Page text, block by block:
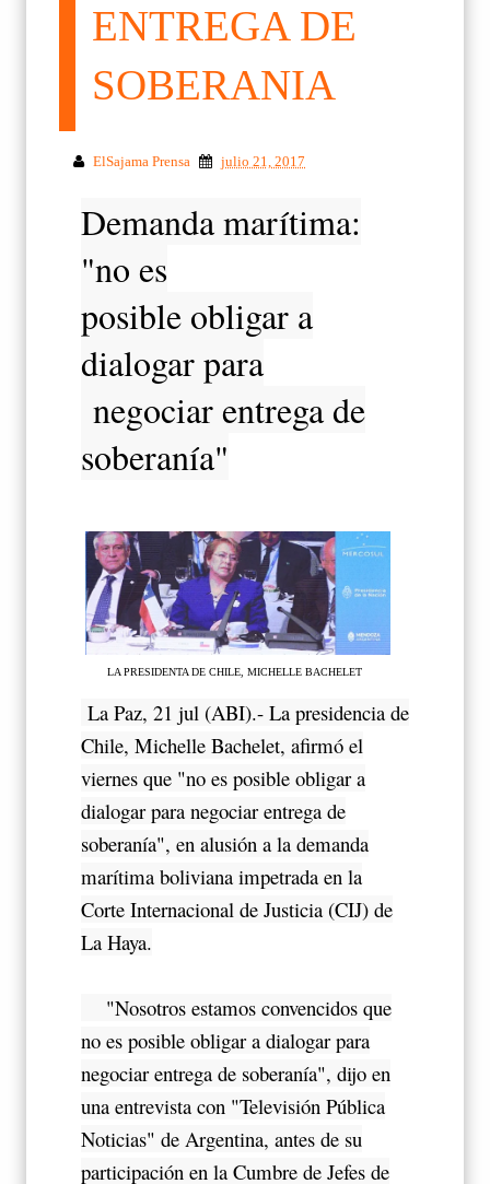
ENTREGA DE
SOBERANIA
ElSajama Prensa julio 21, 2017
Demanda marítima:
"no es
posible obligar a
dialogar para
negociar entrega de
soberanía"
LA PRESIDENTA DE CHILE, MICHELLE BACHELET
La Paz, 21 jul (ABI).- La presidencia de
Chile, Michelle Bachelet, afirmó el
viernes que "no es posible obligar a
dialogar para negociar entrega de
soberanía", en alusión a la demanda
marítima boliviana impetrada en la
Corte Internacional de Justicia (CIJ) de
La Haya.
"Nosotros estamos convencidos que
no es posible obligar a dialogar para
negociar entrega de soberanía", dijo en
una entrevista con "Televisión Pública
Noticias" de Argentina, antes de su
participación en la Cumbre de Jefes de